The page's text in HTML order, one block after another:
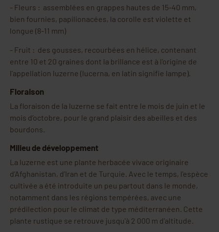
- Fleurs : assemblées en grappes hautes de 15-40 mm,
bien fournies, papilionacées, la corolle est violette et
longue (8-11 mm)
- Fruit : des gousses, recourbées en hélice, contenant
entre 10 et 20 graines dont la brillance est à l’origine de
l’appellation luzerne (lucerna, en latin signifie lampe).
Floraison
La floraison de la luzerne se fait entre le mois de juin et le
mois d’octobre, pour le grand plaisir des abeilles et des
bourdons.
Milieu de développement
La luzerne est une plante herbacée vivace originaire
d’Afghanistan, d’Iran et de Turquie. Avec le temps, l'espèce
cultivée a été introduite un peu partout dans le monde,
notamment dans les régions tempérées, avec une
prédilection pour le climat de type méditerranéen. Cette
plante rustique se retrouve jusqu'à 2 000 m d'altitude.